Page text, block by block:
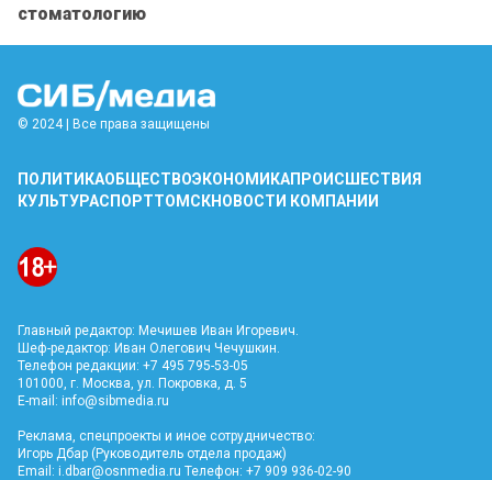
стоматологию
© 2024 | Все права защищены
ПОЛИТИКАОБЩЕСТВОЭКОНОМИКАПРОИСШЕСТВИЯ
КУЛЬТУРАСПОРТТОМСКНОВОСТИ КОМПАНИИ
Главный редактор: Мечишев Иван Игоревич.
Шеф-редактор: Иван Олегович Чечушкин.
Телефон редакции: +7 495 795-53-05
101000, г. Москва, ул. Покровка, д. 5
E-mail: info@sibmedia.ru
Реклама, спецпроекты и иное сотрудничество:
Игорь Дбар (Руководитель отдела продаж)
Email: i.dbar@osnmedia.ru Телефон: +7 909 936-02-90